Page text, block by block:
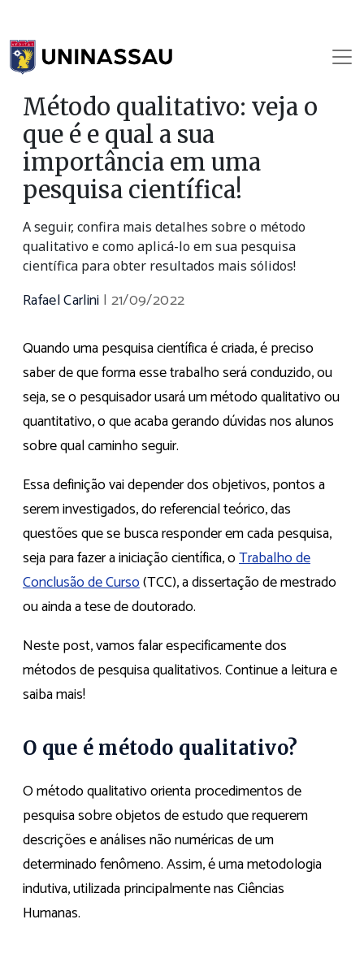
Método qualitativo: veja o
que é e qual a sua
importância em uma
pesquisa científica!
A seguir, confira mais detalhes sobre o método
qualitativo e como aplicá-lo em sua pesquisa
científica para obter resultados mais sólidos!
Rafael Carlini | 21/09/2022
Quando uma pesquisa científica é criada, é preciso
saber de que forma esse trabalho será conduzido, ou
seja, se o pesquisador usará um método qualitativo ou
quantitativo, o que acaba gerando dúvidas nos alunos
sobre qual caminho seguir.
Essa definição vai depender dos objetivos, pontos a
serem investigados, do referencial teórico, das
questões que se busca responder em cada pesquisa,
seja para fazer a iniciação científica, oTrabalho de
Conclusão de Curso(TCC), a dissertação de mestrado
ou ainda a tese de doutorado.
Neste post, vamos falar especificamente dos
métodos de pesquisa qualitativos. Continue a leitura e
saiba mais!
O que é método qualitativo?
O método qualitativo orienta procedimentos de
pesquisa sobre objetos de estudo que requerem
descrições e análises não numéricas de um
determinado fenômeno. Assim, é uma metodologia
indutiva, utilizada principalmente nas Ciências
Humanas.